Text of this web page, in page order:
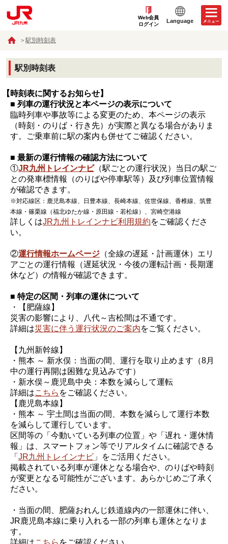
Web会員
ログイン
Language
駅別時刻表
駅別時刻表
【時刻表に関するお知らせ】
■ 列車の運行状況と本ページの表示について
臨時列車や事故等による変更のため、本ページの表示
（時刻・のりば・行き先）が実際と異なる場合がありま
す。ご乗車前に駅の案内も併せてご確認ください。
■ 最新の運行情報の確認方法について
①JR九州トレインナビ（駅ごとの運行状況）当日の駅ご
との発車標情報（のりばや停車駅等）及び列車位置情報
が確認できます。
※対応線区：鹿児島本線、日豊本線、長崎本線、佐世保線、香椎線、筑豊
本線・篠栗線（福北ゆたか線・原田線・若松線）、宮崎空港線
詳しくはJR九州トレインナビ利用規約をご確認くださ
い。
②運行情報ホームページ （全線の遅延・計画運休）エリ
アごとの運行情報（遅延状況・今後の運転計画・長期運
休など）の情報が確認できます。
■ 特定の区間・列車の運休について
・【肥薩線】
災害の影響により、八代～吉松間は不通です。
詳細は災害に伴う運行状況のご案内をご覧ください。
【九州新幹線】
・熊本 ～ 新水俣：当面の間、運行を取り止めます（8月
中の運行再開は困難な見込みです）
・新水俣～鹿児島中央：本数を減らして運転
詳細はこちら をご確認ください。
【鹿児島本線】
・熊本 ～ 宇土間は当面の間、本数を減らして運行本数
を減らして運行しています。
区間等の「今動いている列車の位置」や「遅れ・運休情
報」は、スマートフォン等でリアルタイムに確認できる
「JR九州トレインナビ 」をご活用ください。
掲載されている列車が運休となる場合や、のりばや時刻
が変更となる可能性がございます。あらかじめご了承く
ださい。
・当面の間、肥薩おれんじ鉄道線内の一部運休に伴い、
JR鹿児島本線に乗り入れる一部の列車も運休となりま
す。
詳細はこちら をご確認ください。